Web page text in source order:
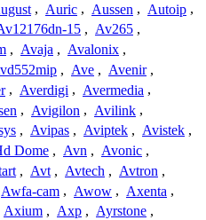
, Auric , Aussen , Autoip ,
15 , Av265 ,
, Avaja , Avalonix ,
, Ave , Avenir ,
, Averdigi , Avermedia ,
, Avigilon , Avilink ,
, Avipas , Aviptek , Avistek ,
Dome , Avn , Avonic ,
, Avt , Avtech , Avtron ,
Awfa-cam , Awow , Axenta ,
Axium , Axp , Ayrstone ,